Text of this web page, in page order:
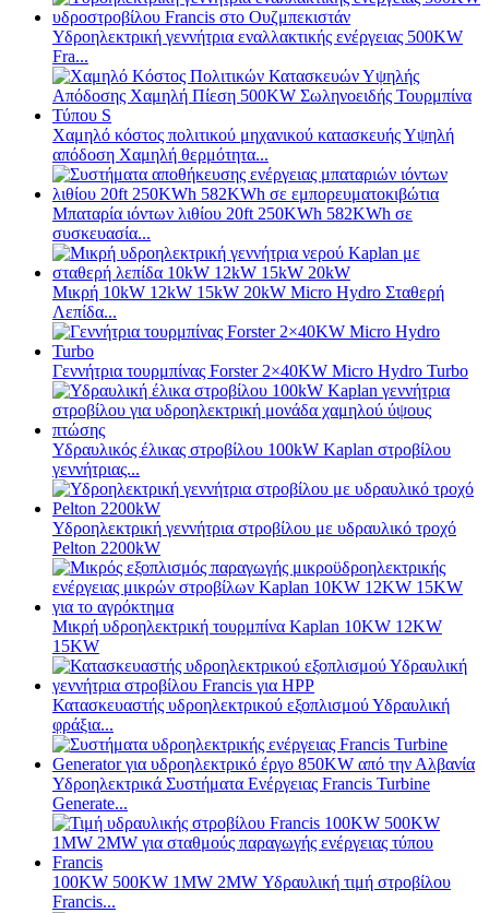
Υδροηλεκτρική γεννήτρια εναλλακτικής ενέργειας 500KW
Fra...
Χαμηλό κόστος πολιτικού μηχανικού κατασκευής Υψηλή
απόδοση Χαμηλή θερμότητα...
Μπαταρία ιόντων λιθίου 20ft 250KWh 582KWh σε
συσκευασία...
Μικρή 10kW 12kW 15kW 20kW Micro Hydro Σταθερή
Λεπίδα...
Γεννήτρια τουρμπίνας Forster 2×40KW Micro Hydro Turbo
Υδραυλικός έλικας στροβίλου 100kW Kaplan στροβίλου
γεννήτριας...
Υδροηλεκτρική γεννήτρια στροβίλου με υδραυλικό τροχό
Pelton 2200kW
Μικρή υδροηλεκτρική τουρμπίνα Kaplan 10KW 12KW
15KW
Κατασκευαστής υδροηλεκτρικού εξοπλισμού Υδραυλική
φράξια...
Υδροηλεκτρικά Συστήματα Ενέργειας Francis Turbine
Generate...
100KW 500KW 1MW 2MW Υδραυλική τιμή στροβίλου
Francis...